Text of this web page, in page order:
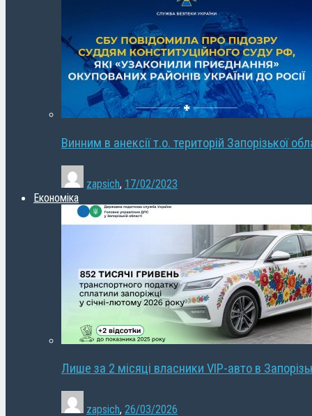
Винним в анексії т.о. територій Запорізької
zapsich, 17/02/2023
Економіка
Лише за 2 місяці власники VIP-авто в
zapsich, 26/03/2026